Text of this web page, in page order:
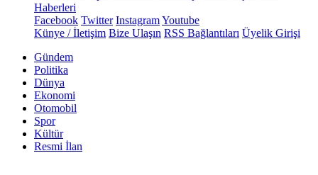
Haberleri
Facebook Twitter InstagramYoutube
Künye / İletişim Bize Ulaşın RSS Bağlantıları Üyelik Girişi
Gündem
Politika
Dünya
Ekonomi
Otomobil
Spor
Kültür
Resmi İlan